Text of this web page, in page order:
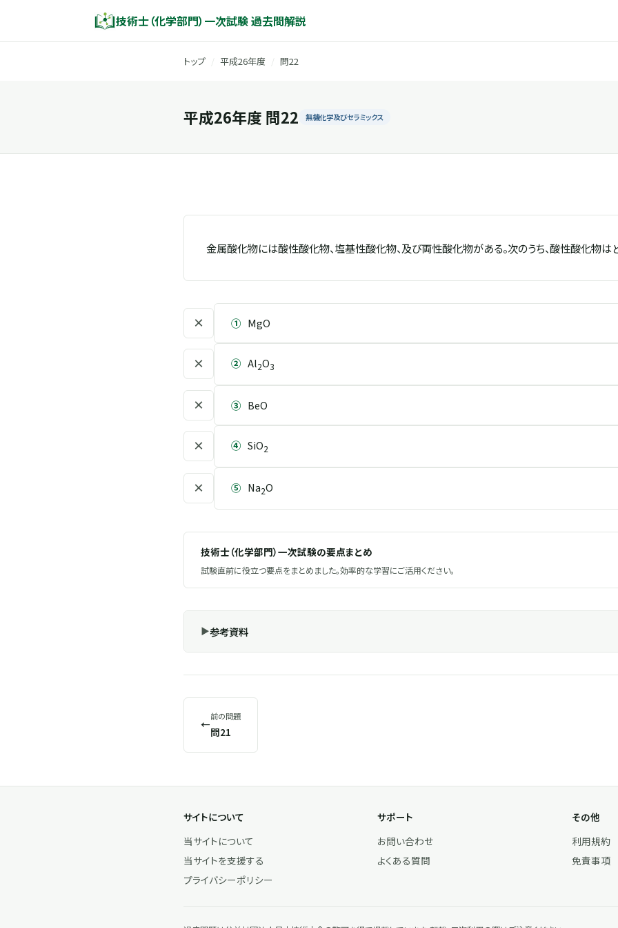
技術士（化学部門）一次試験 過去問解説
トップ 平成26年度 問22
平成26年度 問22 無機化学及びセラミックス
金属酸化物には酸性酸化物、塩基性酸化物、及び両性酸化物がある。次のうち、酸性酸化物は
× ① MgO
× ② Al2O3
× ③ BeO
× ④ SiO2
× ⑤ Na2O
技術士（化学部門）一次試験の要点まとめ
試験直前に役立つ要点をまとめました。効率的な学習にご活用ください。
参考資料
←
前の問題
問21
サイトについて
当サイトについて
当サイトを支援する
プライバシーポリシー
サポート
お問い合わせ
よくある質問
その他
利用規約
免責事項